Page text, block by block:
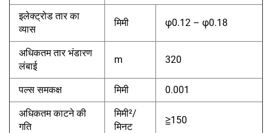
इलेक्ट्रोड तार का
व्यास
मिमी φ0.12 – φ0.18
अधिकतम तार भंडारण
लंबाई
m 320
पल्स समकक्ष मिमी 0.001
अधिकतम काटने की
गति
मिमी²/
मिनट
≧150